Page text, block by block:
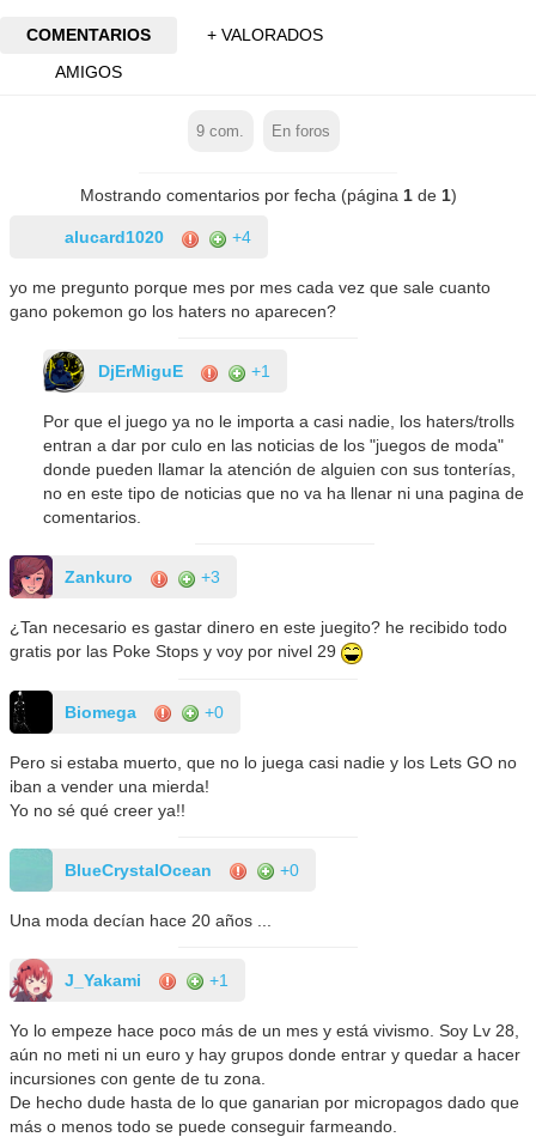
COMENTARIOS
+ VALORADOS
AMIGOS
9 com. En foros
Mostrando comentarios por fecha (página 1de 1)
alucard1020 +4
yo me pregunto porque mes por mes cada vez que sale cuanto
gano pokemon go los haters no aparecen?
DjErMiguE +1
Por que el juego ya no le importa a casi nadie, los haters/trolls
entran a dar por culo en las noticias de los "juegos de moda"
donde pueden llamar la atención de alguien con sus tonterías,
no en este tipo de noticias que no va ha llenar ni una pagina de
comentarios.
Zankuro +3
¿Tan necesario es gastar dinero en este juegito? he recibido todo
gratis por las Poke Stops y voy por nivel 29
Biomega +0
Pero si estaba muerto, que no lo juega casi nadie y los Lets GO no
iban a vender una mierda!
Yo no sé qué creer ya!!
BlueCrystalOcean +0
Una moda decían hace 20 años ...
J_Yakami +1
Yo lo empeze hace poco más de un mes y está vivismo. Soy Lv 28,
aún no meti ni un euro y hay grupos donde entrar y quedar a hacer
incursiones con gente de tu zona.
De hecho dude hasta de lo que ganarian por micropagos dado que
más o menos todo se puede conseguir farmeando.